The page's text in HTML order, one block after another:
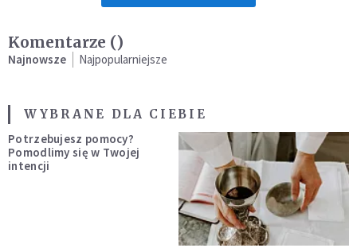
Komentarze ()
Najnowsze Najpopularniejsze
WYBRANE DLA CIEBIE
Potrzebujesz pomocy?
Pomodlimy się w Twojej
intencji